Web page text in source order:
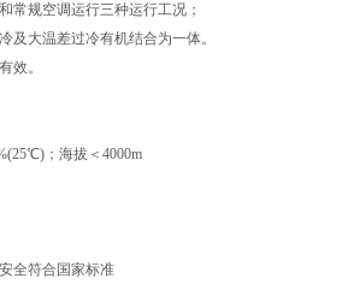
常规空调运行三种运行工况；
及大温差过冷有机结合为一体。
效。
；海拔＜4000m
全符合国家标准